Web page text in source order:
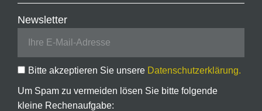
Newsletter
Bitte akzeptieren Sie unsere Datenschutzerklärung.
Um Spam zu vermeiden lösen Sie bitte folgende
kleine Rechenaufgabe: